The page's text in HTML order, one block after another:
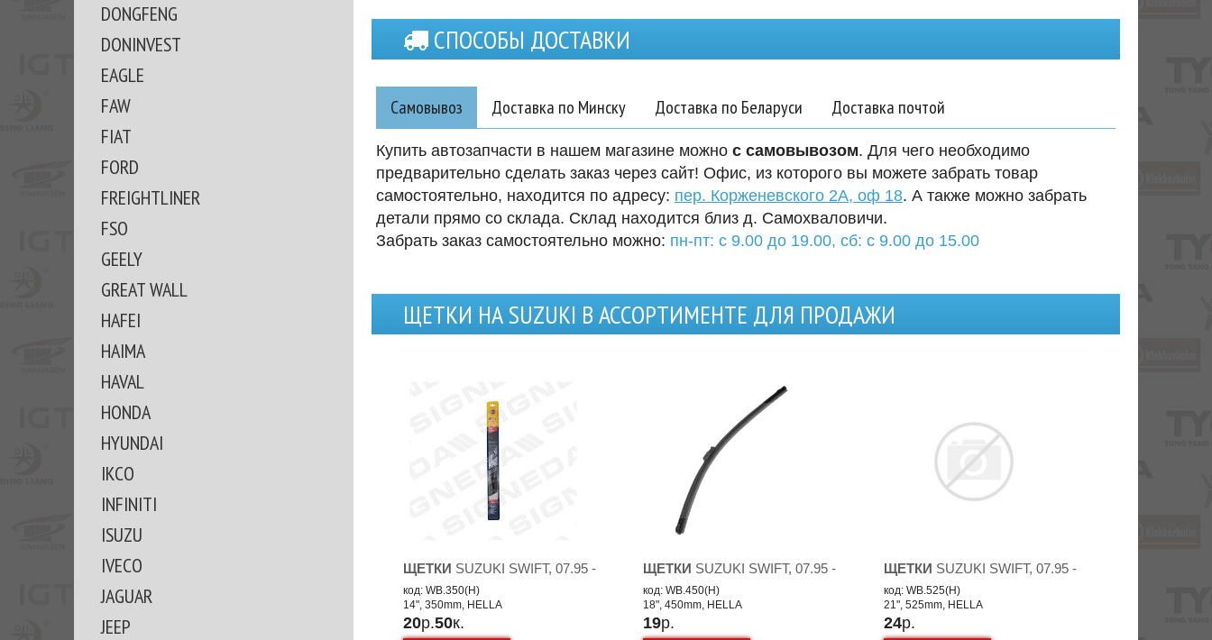
DONGFENG
DONINVEST
EAGLE
FAW
FIAT
FORD
FREIGHTLINER
FSO
GEELY
GREAT WALL
HAFEI
HAIMA
HAVAL
HONDA
HYUNDAI
IKCO
INFINITI
ISUZU
IVECO
JAGUAR
JEEP
СПОСОБЫ ДОСТАВКИ
Самовывоз Доставка по Минску Доставка по Беларуси Доставка почтой
Купить автозапчасти в нашем магазине можно с самовывозом. Для чего необходимо
предварительно сделать заказ через сайт! Офис, из которого вы можете забрать товар
самостоятельно, находится по адресу: пер. Корженевского 2А, оф 18. А также можно забрать
детали прямо со склада. Склад находится близ д. Самохваловичи.
Забрать заказ самостоятельно можно: пн-пт: с 9.00 до 19.00, сб: с 9.00 до 15.00
ЩЕТКИ НА SUZUKI В АССОРТИМЕНТЕ ДЛЯ ПРОДАЖИ
ЩЕТКИ SUZUKI SWIFT, 07.95 -
код: WB.350(H)
14", 350mm, HELLA
20р.50к.
ЩЕТКИ SUZUKI SWIFT, 07.95 -
код: WB.450(H)
18", 450mm, HELLA
19р.
ЩЕТКИ SUZUKI SWIFT, 07.95 -
код: WB.525(H)
21", 525mm, HELLA
24р.